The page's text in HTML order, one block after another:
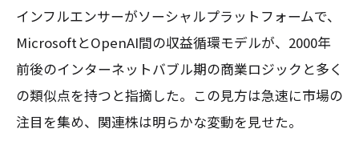
インフルエンサーがソーシャルプラットフォームで、
MicrosoftとOpenAI間の収益循環モデルが、2000年
前後のインターネットバブル期の商業ロジックと多く
の類似点を持つと指摘した。この見方は急速に市場の
注目を集め、関連株は明らかな変動を見せた。